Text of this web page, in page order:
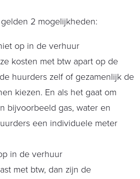
2 mogelijkheden:
op in de verhuur
kosten met btw apart op de
huurders zelf of gezamenlijk de
kiezen. En als het gaat om
bijvoorbeeld gas, water en
een individuele meter
in de verhuur
met btw, dan zijn de